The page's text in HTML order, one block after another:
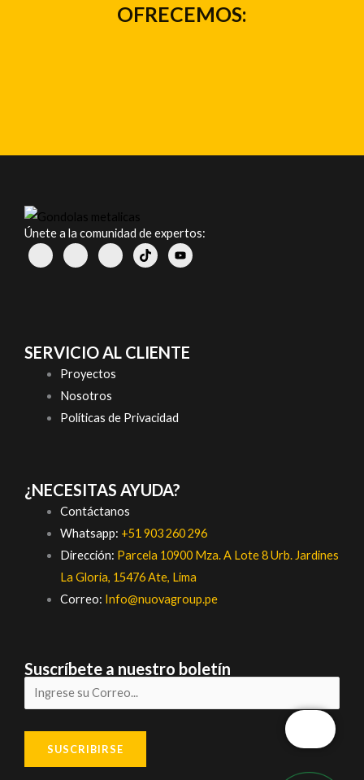
OFRECEMOS:
Únete a la comunidad de expertos:
SERVICIO AL CLIENTE
Proyectos
Nosotros
Políticas de Privacidad
¿NECESITAS AYUDA?
Contáctanos
Whatsapp: +51 903 260 296
Dirección: Parcela 10900 Mza. A Lote 8 Urb. Jardines
La Gloria, 15476 Ate, Lima
Correo: Info@nuovagroup.pe
Suscríbete a nuestro boletín